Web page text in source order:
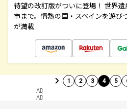
待望の改訂版がついに登場！ 世界
市まで。情熱の国・スペインを遊び
が満載
1 2 3 4 5
AD
AD